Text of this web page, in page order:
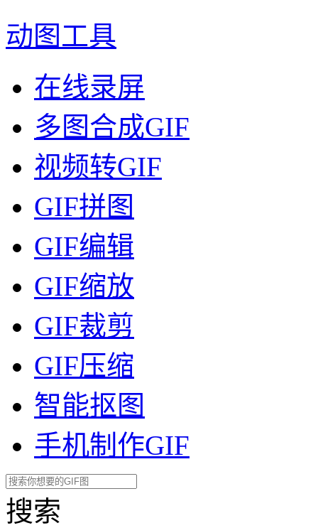
动图工具
在线录屏
多图合成GIF
视频转GIF
GIF拼图
GIF编辑
GIF缩放
GIF裁剪
GIF压缩
智能抠图
手机制作GIF
搜索